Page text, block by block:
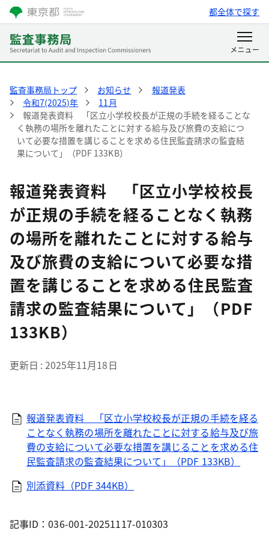
都全体で探す
監査事務局トップ お知らせ
報道発表
令和7(2025)年
11月
報道発表資料 「区立小学校校長が正規の手続を経ることな
く執務の場所を離れたことに対する給与及び旅費の支給につ
いて必要な措置を講じることを求める住民監査請求の監査結
果について」（PDF 133KB）
報道発表資料 「区立小学校校長
が正規の手続を経ることなく執務
の場所を離れたことに対する給与
及び旅費の支給について必要な措
置を講じることを求める住民監査
請求の監査結果について」（PDF
133KB）
更新日 2025年11月18日
報道発表資料 「区立小学校校長が正規の手続を経る
ことなく執務の場所を離れたことに対する給与及び旅
費の支給について必要な措置を講じることを求める住
民監査請求の監査結果について」（PDF 133KB）
別添資料（PDF 344KB）
記事ID：036-001-20251117-010303